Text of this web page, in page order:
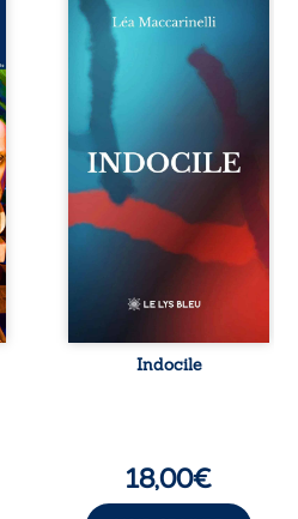
Quatre parties.
Quatre refus.
Quatre visages
d’une existence en
friction. Entre les
silences qu’on ne
déchiffre pas, les
amours qu’on
dérange, les corps
qu’on administre
et les liens qu’on
sabote, cet
ouvrage parle à
vivent trop fort,
trop vrai, trop tôt.
traversée. Une
langue nue. Une
Indocile
18,00€